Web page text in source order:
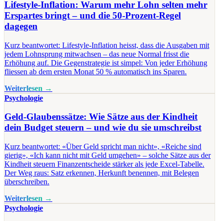
Lifestyle-Inflation: Warum mehr Lohn selten mehr
Erspartes bringt – und die 50-Prozent-Regel
dagegen
Kurz beantwortet: Lifestyle-Inflation heisst, dass die Ausgaben mit
jedem Lohnsprung mitwachsen – das neue Normal frisst die
Erhöhung auf. Die Gegenstrategie ist simpel: Von jeder Erhöhung
fliessen ab dem ersten Monat 50 % automatisch ins Sparen.
Weiterlesen →
Psychologie
Geld-Glaubenssätze: Wie Sätze aus der Kindheit
dein Budget steuern – und wie du sie umschreibst
Kurz beantwortet: «Über Geld spricht man nicht», «Reiche sind
gierig», «Ich kann nicht mit Geld umgehen» – solche Sätze aus der
Kindheit steuern Finanzentscheide stärker als jede Excel-Tabelle.
Der Weg raus: Satz erkennen, Herkunft benennen, mit Belegen
überschreiben.
Weiterlesen →
Psychologie